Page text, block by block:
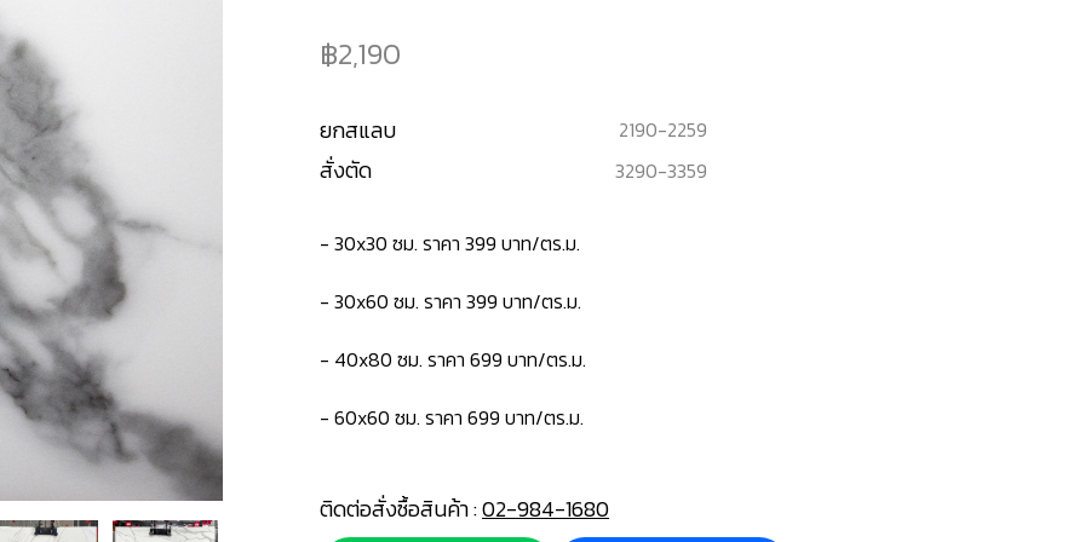
2,190
ยกสแลบ 2190-2259
สั่งตัด 3290-3359
- 30x30 ซม. ราคา 399 บาท/ตร.ม.
- 30x60 ซม. ราคา 399 บาท/ตร.ม.
- 40x80 ซม. ราคา 699 บาท/ตร.ม.
- 60x60 ซม. ราคา 699 บาท/ตร.ม.
ติดต่อสั่งซื้อสินค้า :02-984-1680